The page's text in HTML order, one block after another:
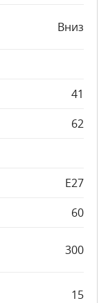
Вниз
41
62
E27
60
300
15